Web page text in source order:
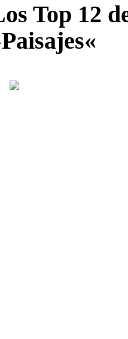
Top 12